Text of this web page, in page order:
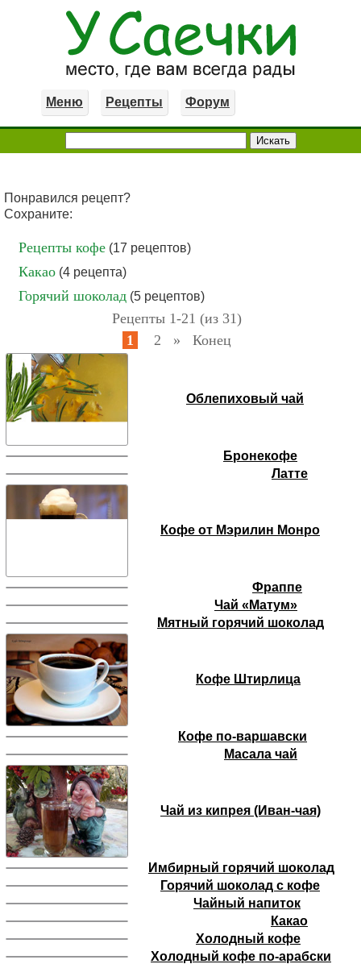
Меню Рецепты Форум
Понравился рецепт?
Сохраните:
Рецепты кофе (17 рецептов)
Какао (4 рецепта)
Горячий шоколад (5 рецептов)
Рецепты 1-21 (из 31)
1
2 » Конец
Облепиховый чай
Бронекофе
Латте
Кофе от Мэрилин Монро
Фраппе
Чай «Матум»
Мятный горячий шоколад
Кофе Штирлица
Кофе по-варшавски
Масала чай
Чай из кипрея (Иван-чая)
Имбирный горячий шоколад
Горячий шоколад с кофе
Чайный напиток
Какао
Холодный кофе
Холодный кофе по-арабски